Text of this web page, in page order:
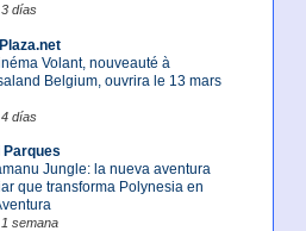
días
Volant, nouveauté à
Belgium, ouvrira le 13 mars
días
Parques
Jungle: la nueva aventura
que transforma Polynesia en
semana